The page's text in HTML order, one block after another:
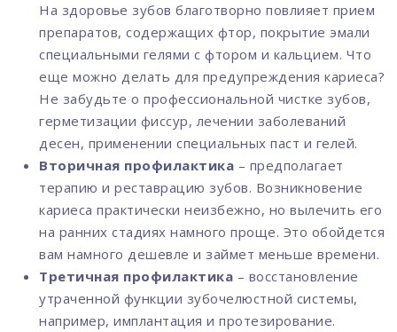
На здоровье зубов благотворно повлияет прием
препаратов, содержащих фтор, покрытие эмали
специальными гелями с фтором и кальцием. Что
еще можно делать для предупреждения кариеса?
Не забудьте о профессиональной чистке зубов,
герметизации фиссур, лечении заболеваний
десен, применении специальных паст и гелей.
Вторичная профилактика – предполагает
терапию и реставрацию зубов. Возникновение
кариеса практически неизбежно, но вылечить его
на ранних стадиях намного проще. Это обойдется
вам намного дешевле и займет меньше времени.
Третичная профилактика – восстановление
утраченной функции зубочелюстной системы,
например, имплантация и протезирование.